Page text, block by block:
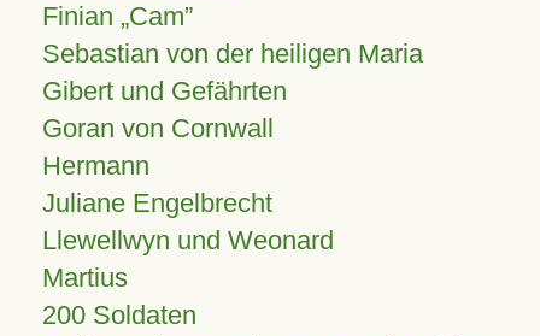
Finian Cam
Sebastian von der heiligen Maria
Gibert und Gefährten
Goran von Cornwall
Hermann
Juliane Engelbrecht
Llewellwyn und Weonard
Martius
200 Soldaten